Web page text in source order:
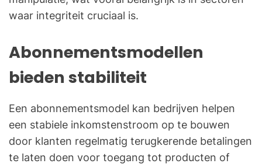
waar integriteit cruciaal is.
Abonnementsmodellen
bieden stabiliteit
Een abonnementsmodel kan bedrijven helpen
een stabiele inkomstenstroom op te bouwen
door klanten regelmatig terugkerende betalingen
te laten doen voor toegang tot producten of